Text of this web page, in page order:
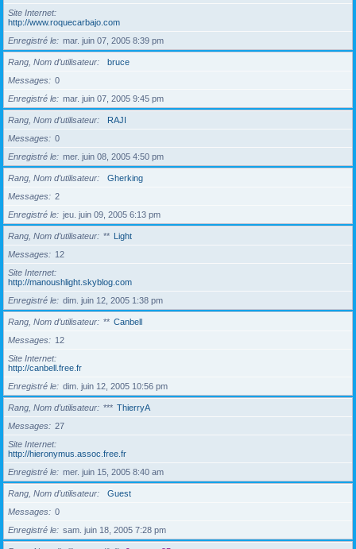
Site Internet
http://www.roquecarbajo.com
Enregistré le
mar. juin 07, 2005 8:39 pm
Rang, Nom d’utilisateur
bruce
Messages
0
Enregistré le
mar. juin 07, 2005 9:45 pm
Rang, Nom d’utilisateur
RAJI
Messages
0
Enregistré le
mer. juin 08, 2005 4:50 pm
Rang, Nom d’utilisateur
Gherking
Messages
2
Enregistré le
jeu. juin 09, 2005 6:13 pm
Rang, Nom d’utilisateur ** Light
Messages
12
Site Internet
http://manoushlight.skyblog.com
Enregistré le
dim. juin 12, 2005 1:38 pm
Rang, Nom d’utilisateur ** Canbell
Messages
12
Site Internet
http://canbell.free.fr
Enregistré le
dim. juin 12, 2005 10:56 pm
Rang, Nom d’utilisateur *** ThierryA
Messages
27
Site Internet
http://hieronymus.assoc.free.fr
Enregistré le
mer. juin 15, 2005 8:40 am
Rang, Nom d’utilisateur
Guest
Messages
0
Enregistré le
sam. juin 18, 2005 7:28 pm